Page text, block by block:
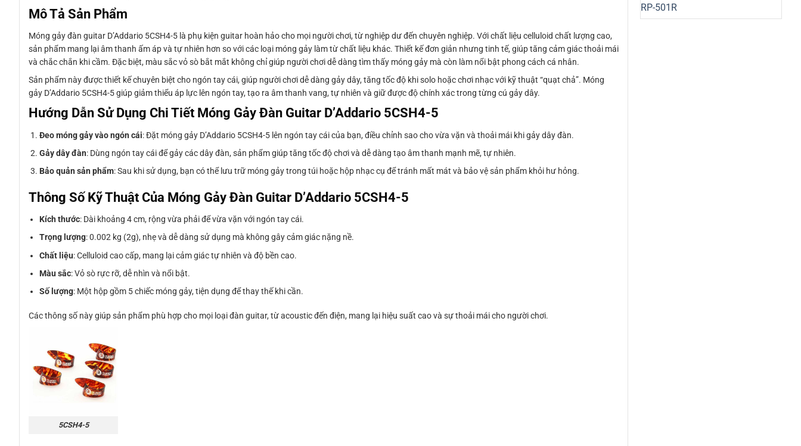
RP-501R
Mô Tả Sản Phẩm
Móng gảy đàn guitar D’Addario 5CSH4-5 là phụ kiện guitar hoàn hảo cho mọi người chơi, từ nghiệp dư đến chuyên nghiệp. Với chất liệu celluloid chất lượng cao,
sản phẩm mang lại âm thanh ấm áp và tự nhiên hơn so với các loại móng gảy làm từ chất liệu khác. Thiết kế đơn giản nhưng tinh tế, giúp tăng cảm giác thoải mái
và chắc chắn khi cầm. Đặc biệt, màu sắc vỏ sò bắt mắt không chỉ giúp người chơi dễ dàng tìm thấy móng gảy mà còn làm nổi bật phong cách cá nhân.
Sản phẩm này được thiết kế chuyên biệt cho ngón tay cái, giúp người chơi dễ dàng gảy dây, tăng tốc độ khi solo hoặc chơi nhạc với kỹ thuật “quạt chả”. Móng
gảy D’Addario 5CSH4-5 giúp giảm thiểu áp lực lên ngón tay, tạo ra âm thanh vang, tự nhiên và giữ được độ chính xác trong từng cú gảy dây.
Hướng Dẫn Sử Dụng Chi Tiết Móng Gảy Đàn Guitar D’Addario 5CSH4-5
Đeo móng gảy vào ngón cái: Đặt móng gảy D’Addario 5CSH4-5 lên ngón tay cái của bạn, điều chỉnh sao cho vừa vặn và thoải mái khi gảy dây đàn.
Gảy dây đàn: Dùng ngón tay cái để gảy các dây đàn, sản phẩm giúp tăng tốc độ chơi và dễ dàng tạo âm thanh mạnh mẽ, tự nhiên.
Bảo quản sản phẩm: Sau khi sử dụng, bạn có thể lưu trữ móng gảy trong túi hoặc hộp nhạc cụ để tránh mất mát và bảo vệ sản phẩm khỏi hư hỏng.
Thông Số Kỹ Thuật Của Móng Gảy Đàn Guitar D’Addario 5CSH4-5
Kích thước: Dài khoảng 4 cm, rộng vừa phải để vừa vặn với ngón tay cái.
Trọng lượng: 0.002 kg (2g), nhẹ và dễ dàng sử dụng mà không gây cảm giác nặng nề.
Chất liệu: Celluloid cao cấp, mang lại cảm giác tự nhiên và độ bền cao.
Màu sắc: Vỏ sò rực rỡ, dễ nhìn và nổi bật.
Số lượng: Một hộp gồm 5 chiếc móng gảy, tiện dụng để thay thế khi cần.
Các thông số này giúp sản phẩm phù hợp cho mọi loại đàn guitar, từ acoustic đến điện, mang lại hiệu suất cao và sự thoải mái cho người chơi.
5CSH4-5